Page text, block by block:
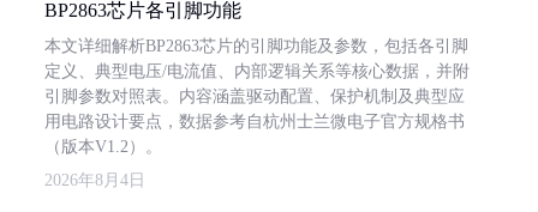
BP2863芯片各引脚功能
本文详细解析BP2863芯片的引脚功能及参数，包括各引脚
定义、典型电压/电流值、内部逻辑关系等核心数据，并附
引脚参数对照表。内容涵盖驱动配置、保护机制及典型应
用电路设计要点，数据参考自杭州士兰微电子官方规格书
（版本V1.2）。
2026年8月4日